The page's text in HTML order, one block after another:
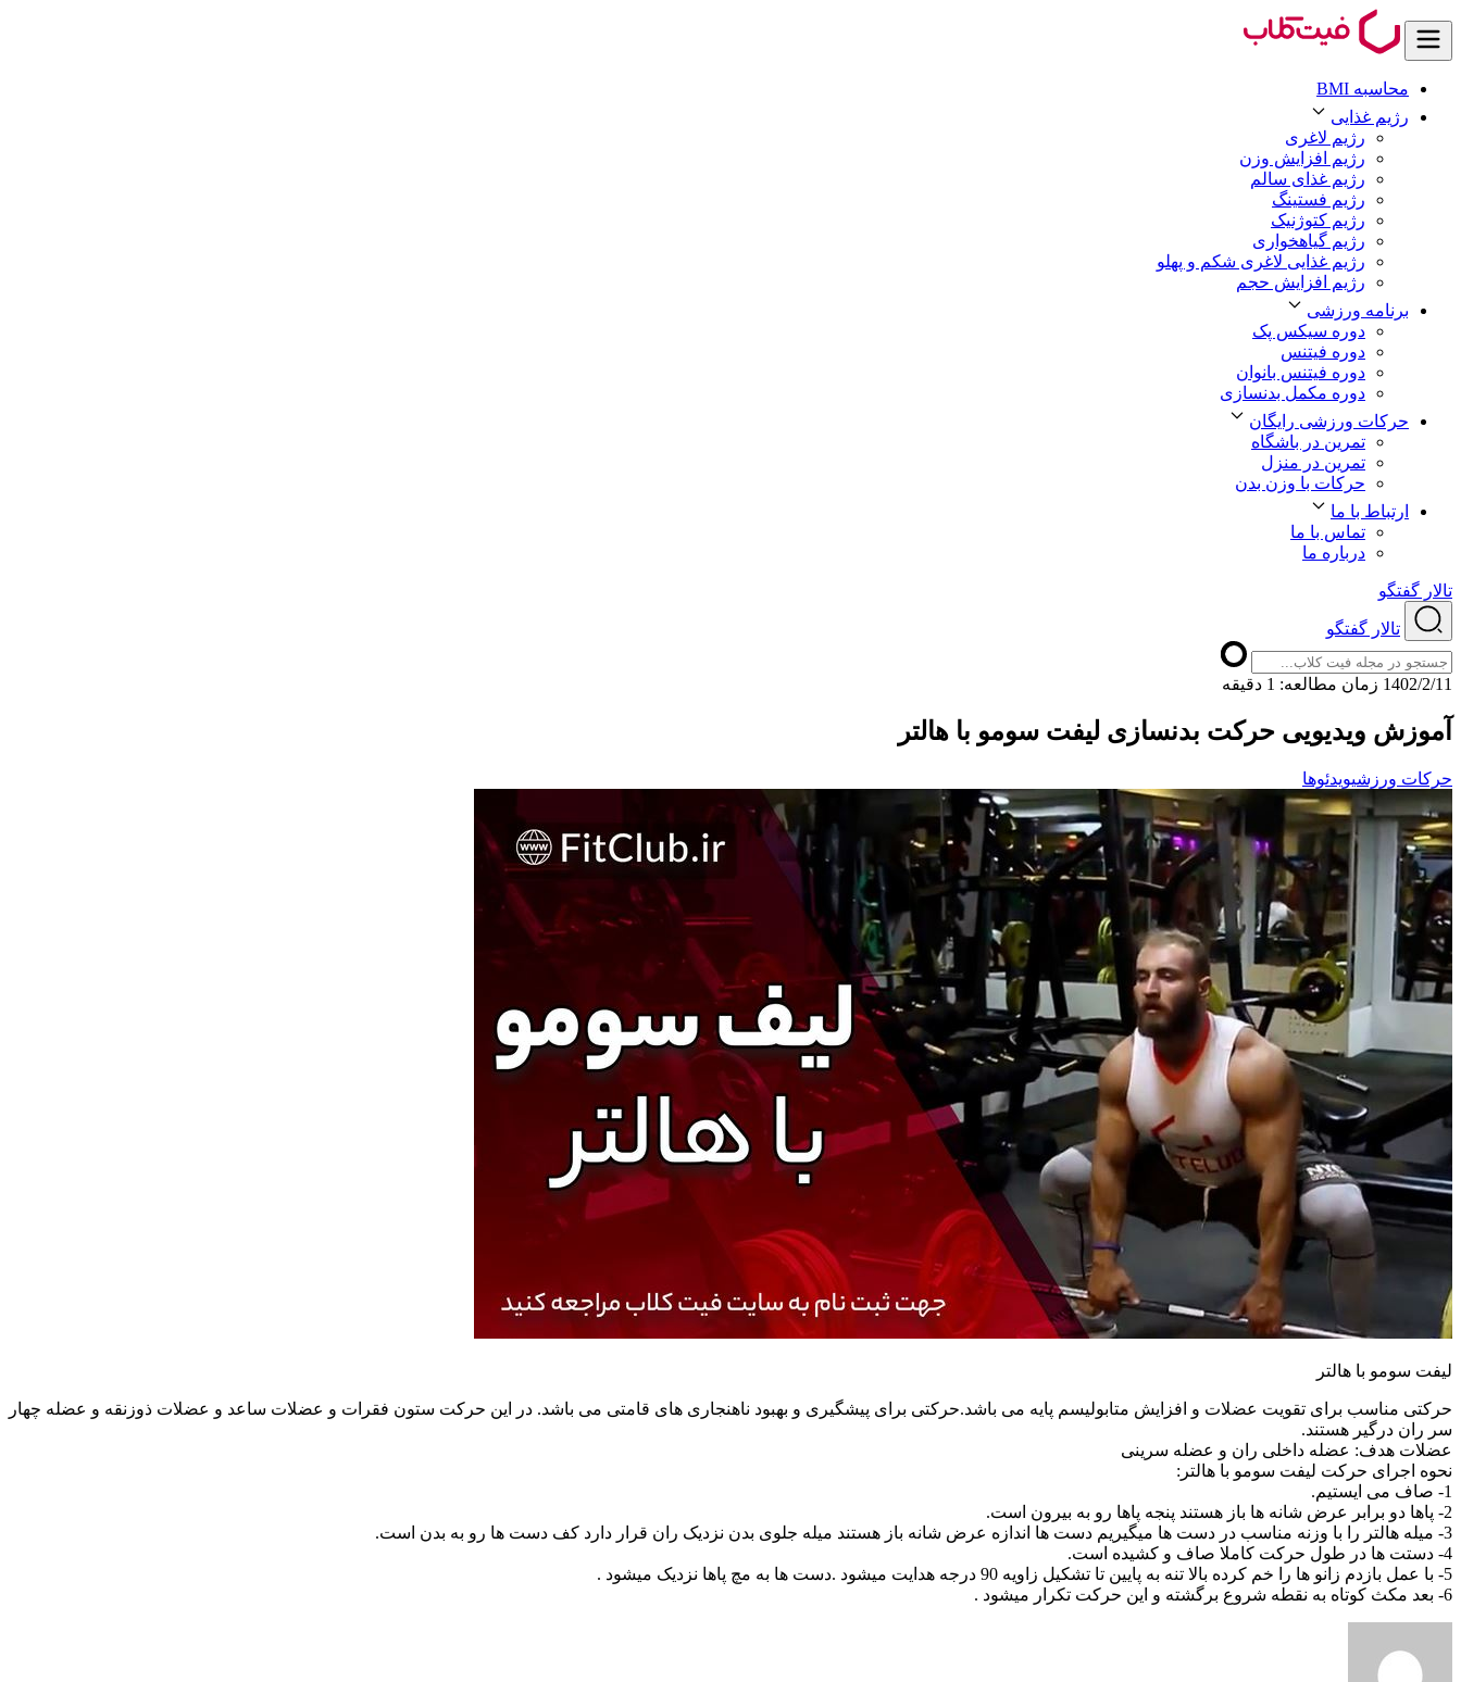
محاسبه BMI
رژیم غذایی
رژیم لاغری
رژیم افزایش وزن
رژیم غذای سالم
رژیم فستینگ
رژیم کتوژنیک
رژیم گیاهخواری
رژیم غذایی لاغری شکم و پهلو
رژیم افزایش حجم
برنامه ورزشی
دوره سیکس پک
دوره فیتنس
دوره فیتنس بانوان
دوره مکمل بدنسازی
حرکات ورزشی رایگان
تمرین در باشگاه
تمرین در منزل
حرکات با وزن بدن
ارتباط با ما
تماس با ما
درباره ما
تالار گفتگو
تالار گفتگو
1402/2/11 ﺯﻣﺎﻥ ﻣﻄﺎﻟﻌﻪ: 1 دقیقه
آموزش ویدیویی حرکت بدنسازی لیفت سومو با هالتر
حرکات ورزشیویدئوها
لیفت سومو با هالتر
حرکتی مناسب برای تقویت عضلات و افزایش متابولیسم پایه می باشد.حرکتی برای پیشگیری و بهبود ناهنجاری های قامتی می باشد. در این حرکت ستون فقرات و عضلات ساعد و عضلات ذوزنقه و عضله چهار
سر ران درگیر هستند.
عضلات هدف: عضله داخلی ران و عضله سرینی
نحوه اجرای حرکت لیفت سومو با هالتر:
1- صاف می ایستیم.
2- پاها دو برابر عرض شانه ها باز هستند پنجه پاها رو به بیرون است.
3- میله هالتر را با وزنه مناسب در دست ها میگیریم دست ها اندازه عرض شانه باز هستند میله جلوی بدن نزدیک ران قرار دارد کف دست ها رو به بدن است.
4- دستت ها در طول حرکت کاملا صاف و کشیده است.
5- با عمل بازدم زانو ها را خم کرده بالا تنه به پایین تا تشکیل زاویه 90 درجه هدایت میشود .دست ها به مچ پاها نزدیک میشود .
6- بعد مکث کوتاه به نقطه شروع برگشته و این حرکت تکرار میشود .